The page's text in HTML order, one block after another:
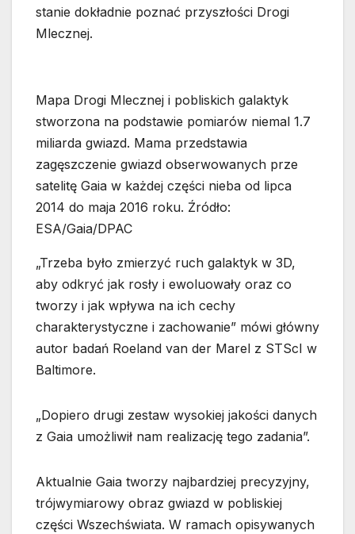
stanie dokładnie poznać przyszłości Drogi
Mlecznej.
Mapa Drogi Mlecznej i pobliskich galaktyk
stworzona na podstawie pomiarów niemal 1.7
miliarda gwiazd. Mama przedstawia
zagęszczenie gwiazd obserwowanych prze
satelitę Gaia w każdej części nieba od lipca
2014 do maja 2016 roku. Źródło:
ESA/Gaia/DPAC
„Trzeba było zmierzyć ruch galaktyk w 3D,
aby odkryć jak rosły i ewoluowały oraz co
tworzy i jak wpływa na ich cechy
charakterystyczne i zachowanie” mówi główny
autor badań Roeland van der Marel z STScI w
Baltimore.
„Dopiero drugi zestaw wysokiej jakości danych
z Gaia umożliwił nam realizację tego zadania”.
Aktualnie Gaia tworzy najbardziej precyzyjny,
trójwymiarowy obraz gwiazd w pobliskiej
części Wszechświata. W ramach opisywanych